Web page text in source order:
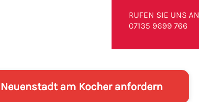
RUFEN SIE UNS AN
07135 9699 766
am Kocher anfordern